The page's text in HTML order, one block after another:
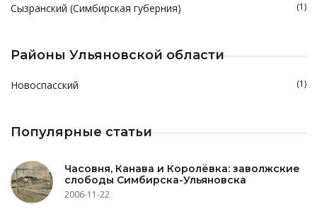
Сызранский (Симбирская губерния) (1)
Районы Ульяновской области
Новоспасский (1)
Популярные статьи
Часовня, Канава и Королёвка: заволжские
слободы Симбирска-Ульяновска
2006-11-22